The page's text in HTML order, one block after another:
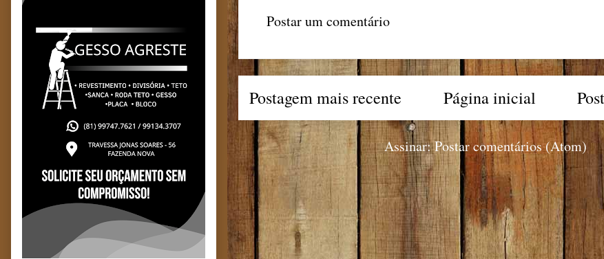
Postar um comentário
Postagem mais recente Página inicial
Assinar:Postar comentários (Atom)